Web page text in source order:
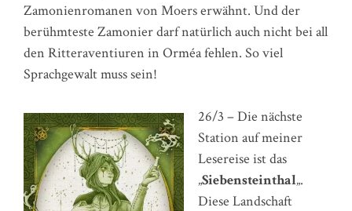
Zamonienromanen von Moers erwähnt. Und der
berühmteste Zamonier darf natürlich auch nicht bei all
den Ritteraventiuren in Orméa fehlen. So viel
Sprachgewalt muss sein!
26/3 – Die nächste
Station auf meiner
Lesereise ist das
„Siebensteinthal„.
Diese Landschaft